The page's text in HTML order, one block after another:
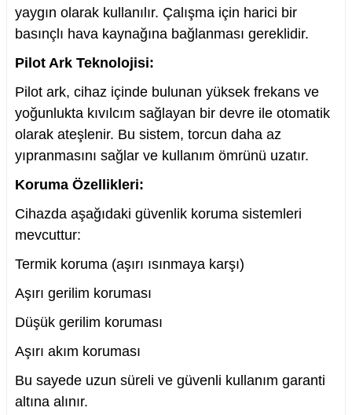
ve Lehim Teli
yaygın olarak kullanılır. Çalışma için harici bir
basınçlı hava kaynağına bağlanması gereklidir.
Pilot Ark Teknolojisi:
Pilot ark, cihaz içinde bulunan yüksek frekans ve
yoğunlukta kıvılcım sağlayan bir devre ile otomatik
olarak ateşlenir. Bu sistem, torcun daha az
yıpranmasını sağlar ve kullanım ömrünü uzatır.
Koruma Özellikleri:
Cihazda aşağıdaki güvenlik koruma sistemleri
mevcuttur:
Termik koruma (aşırı ısınmaya karşı)
Aşırı gerilim koruması
Düşük gerilim koruması
Aşırı akım koruması
Bu sayede uzun süreli ve güvenli kullanım garanti
altına alınır.